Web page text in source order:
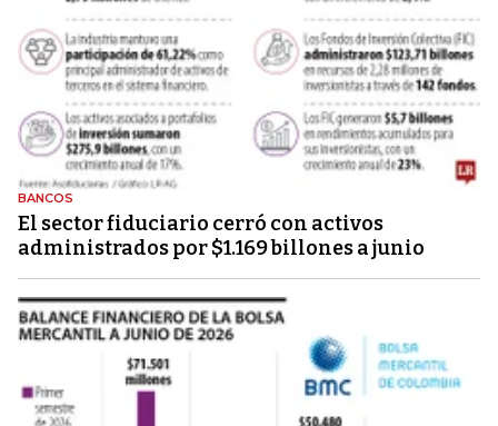
BANCOS
El sector fiduciario cerró con activos
administrados por $1.169 billones a junio